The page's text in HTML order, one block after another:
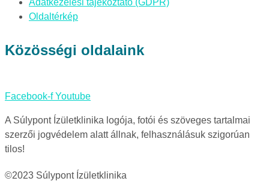
Oldaltérkép
Közösségi oldalaink
Facebook-f Youtube
A Súlypont Ízületklinika logója, fotói és szöveges tartalmai
szerzői jogvédelem alatt állnak, felhasználásuk szigorúan
tilos!
©2023 Súlypont Ízületklinika